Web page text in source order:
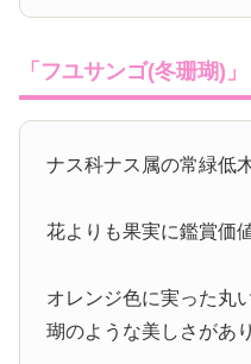
「フユサンゴ(冬珊瑚)」
ナス科ナス属の常緑低
花よりも果実に鑑賞価
オレンジ色に実った丸
瑚のような美しさがあ